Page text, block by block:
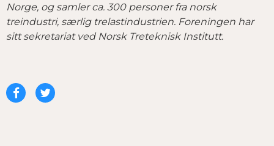
Norge, og samler ca. 300 personer fra norsk
treindustri, særlig trelastindustrien. Foreningen har
sitt sekretariat ved Norsk Treteknisk Institutt.
Del Del